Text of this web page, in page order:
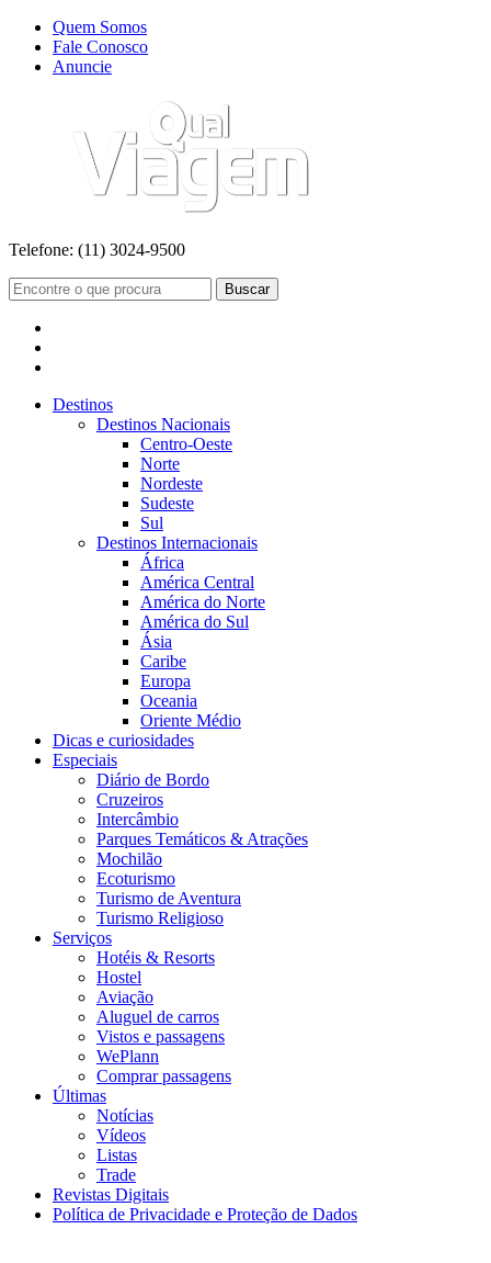
Quem Somos
Fale Conosco
Anuncie
Telefone: (11) 3024-9500
Buscar
Destinos
Destinos Nacionais
Centro-Oeste
Norte
Nordeste
Sudeste
Sul
Destinos Internacionais
África
América Central
América do Norte
América do Sul
Ásia
Caribe
Europa
Oceania
Oriente Médio
Dicas e curiosidades
Especiais
Diário de Bordo
Cruzeiros
Intercâmbio
Parques Temáticos & Atrações
Mochilão
Ecoturismo
Turismo de Aventura
Turismo Religioso
Serviços
Hotéis & Resorts
Hostel
Aviação
Aluguel de carros
Vistos e passagens
WePlann
Comprar passagens
Últimas
Notícias
Vídeos
Listas
Trade
Revistas Digitais
Política de Privacidade e Proteção de Dados